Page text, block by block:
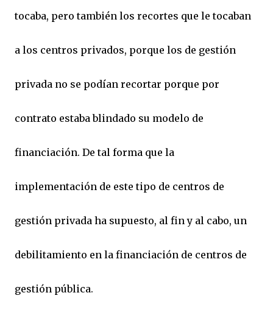
tocaba, pero también los recortes que le tocaban
a los centros privados, porque los de gestión
privada no se podían recortar porque por
contrato estaba blindado su modelo de
financiación. De tal forma que la
implementación de este tipo de centros de
gestión privada ha supuesto, al fin y al cabo, un
debilitamiento en la financiación de centros de
gestión pública.